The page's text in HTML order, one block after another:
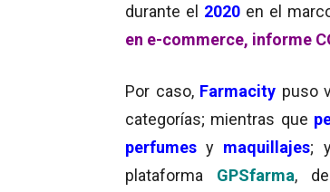
durante el 2020en el
en e-commerce, informe
Por caso, Farmacity puso
categorías; mientras que
perfumes y maquillajes;
plataforma GPSfarma,